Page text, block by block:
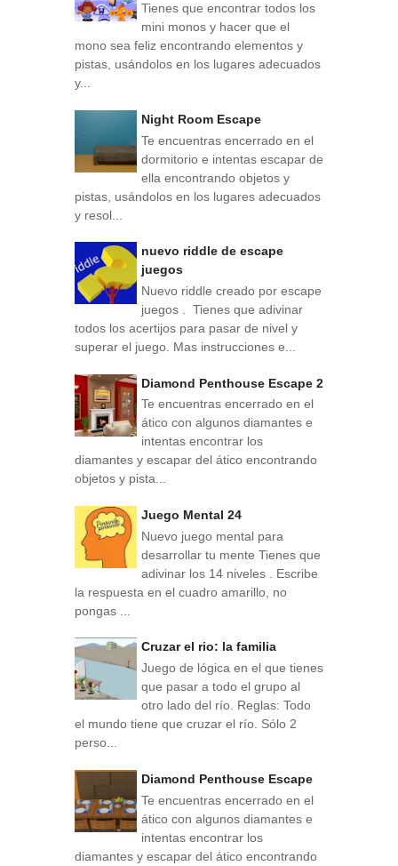
Tienes que encontrar todos los
mini monos y hacer que el
mono sea feliz encontrando elementos y
pistas, usándolos en los lugares adecuados
y...
Night Room Escape
Te encuentras encerrado en el
dormitorio e intentas escapar de
ella encontrando objetos y
pistas, usándolos en los lugares adecuados
y resol...
nuevo riddle de escape
juegos
Nuevo riddle creado por escape
juegos . Tienes que adivinar
todos los acertijos para pasar de nivel y
superar el juego. Mas instrucciones e...
Diamond Penthouse Escape 2
Te encuentras encerrado en el
ático con algunos diamantes e
intentas encontrar los
diamantes y escapar del ático encontrando
objetos y pista...
Juego Mental 24
Nuevo juego mental para
desarrollar tu mente Tienes que
adivinar los 14 niveles . Escribe
la respuesta en el cuadro amarillo, no
pongas ...
Cruzar el rio: la familia
Juego de lógica en el que tienes
que pasar a todo el grupo al
otro lado del río. Reglas: Todo
el mundo tiene que cruzar el río. Sólo 2
perso...
Diamond Penthouse Escape
Te encuentras encerrado en el
ático con algunos diamantes e
intentas encontrar los
diamantes y escapar del ático encontrando